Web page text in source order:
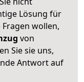
Lösung für
wollen,
von
Sie sie uns,
Antwort auf